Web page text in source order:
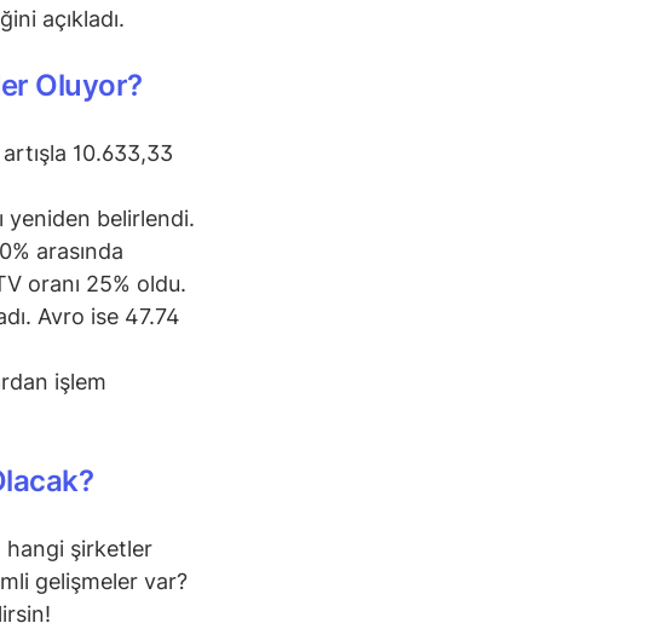
açıkladı.
Oluyor?
10.633,33
yeniden belirlendi.
arasında
oranı 25% oldu.
Avro ise 47.74
işlem
hangi şirketler
gelişmeler var?